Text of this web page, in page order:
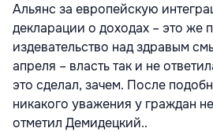
Альянс за европейскую
декларации о доходах – это же
издевательство над здравым
апреля – власть так и не
это сделал, зачем. После
никакого уважения у граждан
отметил Демидецкий..